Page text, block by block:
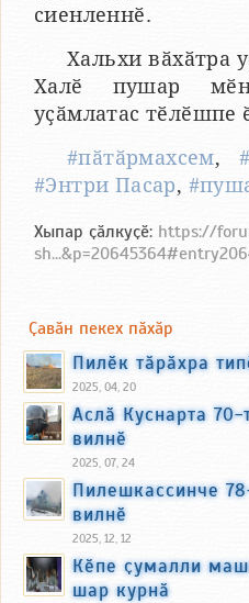
сиенленнӗ.
Хальхи вӑхӑтра
Халӗ пушар
уҫӑмлатас тӗлӗшпе
#пӑтӑрмахсем,
#Энтри Пасар,
Хыпар ҫӑлкуҫӗ: https://
Ҫавӑн пекех пӑхӑр
Пилӗк тӑрӑхра
2025, 04, 20
Аслӑ Куснарта
вилнӗ
2025, 07, 24
Пилешкассинче
вилнӗ
2025, 12, 12
Кӗпе ҫумалли
шар курнӑ